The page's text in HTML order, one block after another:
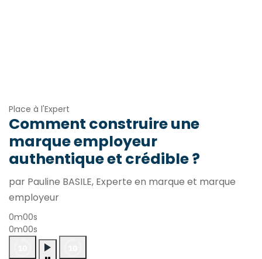
Place à l'Expert
Comment construire une
marque employeur
authentique et crédible ?
par Pauline BASILE, Experte en marque et marque
employeur
0m00s
0m00s